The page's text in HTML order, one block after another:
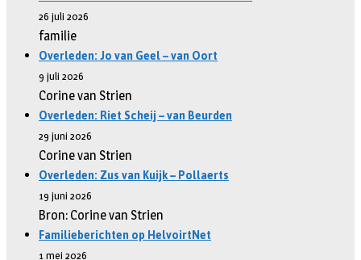
26 juli 2026
familie
Overleden: Jo van Geel – van Oort
9 juli 2026
Corine van Strien
Overleden: Riet Scheij – van Beurden
29 juni 2026
Corine van Strien
Overleden: Zus van Kuijk – Pollaerts
19 juni 2026
Bron: Corine van Strien
Familieberichten op HelvoirtNet
1 mei 2026